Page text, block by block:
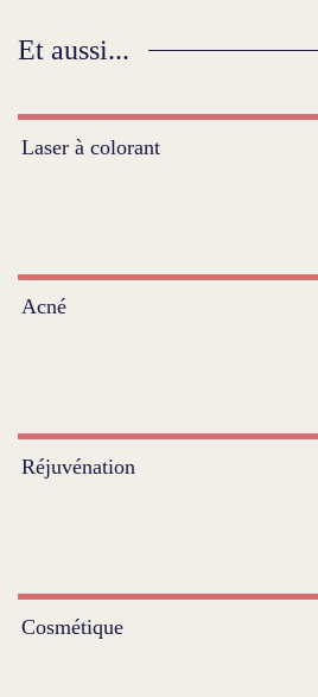
Et aussi...
Laser à colorant
Acné
Réjuvénation
Cosmétique